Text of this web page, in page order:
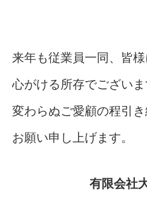
来年も従業員一同、皆
心がける所存でございま
変わらぬご愛顧の程引
お願い申し上げます。
有限会社